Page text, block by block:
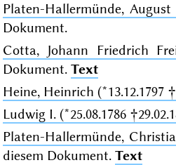
Platen-Hallermünde, August
Dokument.
Cotta, Johann Friedrich
Dokument. Text
Heine, Heinrich (*13.12.1797
Ludwig I. (*25.08.1786
Platen-Hallermünde,
diesem Dokument. Text